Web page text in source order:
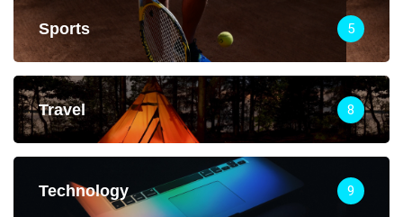
Sports 5
Travel 8
Technology 9